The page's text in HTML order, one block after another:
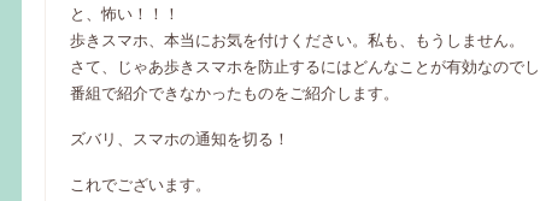
と、怖い！！！
歩きスマホ、本当にお気を付けください。私も、もうしません。
さて、じゃあ歩きスマホを防止するにはどんなことが有効なので
番組で紹介できなかったものをご紹介します。
ズバリ、スマホの通知を切る！
これでございます。